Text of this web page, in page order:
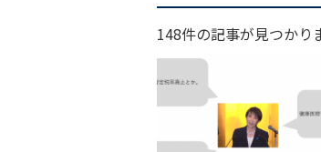
148件の記事が見つかり